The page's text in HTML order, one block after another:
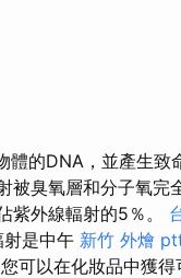
體的DNA，並產生致
被臭氧層和分子氧完
紫外線輻射的5％。
射是中午 新竹 外燴
可以在化妝品中獲得